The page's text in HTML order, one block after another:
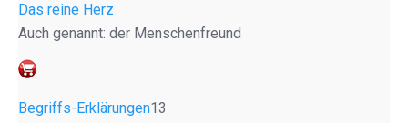
Das reine Herz
Auch genannt: der Menschenfreund
Begriffs-Erklärungen13